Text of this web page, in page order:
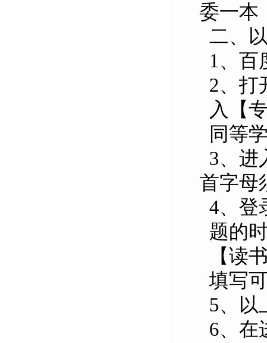
委一本
二、
1 、百
2、打
入【
同等
3、进
首字母
4、登
题的
【读
填写
5、以
6、在